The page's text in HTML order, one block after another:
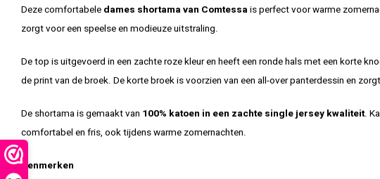
Deze comfortabele dames shortama van Comtessa is perfect voor warme
zorgt voor een speelse en modieuze uitstraling.
De top is uitgevoerd in een zachte roze kleur en heeft een ronde hals met een korte
de print van de broek. De korte broek is voorzien van een all-over panterdessin en
De shortama is gemaakt van 100% katoen in een zachte single jersey kwaliteit.
comfortabel en fris, ook tijdens warme zomernachten.
Kenmerken